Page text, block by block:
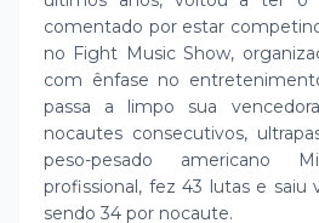
comentado por estar
no Fight Music Show,
com ênfase no
passa a limpo sua
nocautes consecutivos,
peso-pesado americano
profissional, fez 43 lutas e saiu
sendo 34 por nocaute.